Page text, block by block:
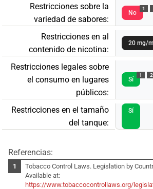
Restricciones sobre la
variedad de sabores:
No
1
Restricciones en al
contenido de nicotina:
20 mg/
Restricciones legales sobre
el consumo en lugares
públicos:
Sí
1
Restricciones en el tamaño
del tanque:
Sí
Referencias:
Tobacco Control Laws. Legislation by
Available at:
https://www.tobaccocontrollaws.org/